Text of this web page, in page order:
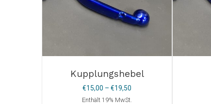
Kupplungshebel
€15,00 – €19,50
Enthält 19% MwSt.